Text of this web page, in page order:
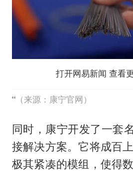
打开网易新闻 查看
（来源：康宁官网）
同时，康宁开发了一套
接解决方案。它将成百
极其紧凑的模组，使得